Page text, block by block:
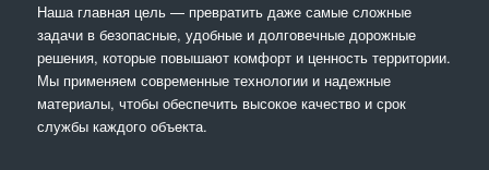
Наша главная цель — превратить даже самые сложные
задачи в безопасные, удобные и долговечные дорожные
решения, которые повышают комфорт и ценность территории.
Мы применяем современные технологии и надежные
материалы, чтобы обеспечить высокое качество и срок
службы каждого объекта.